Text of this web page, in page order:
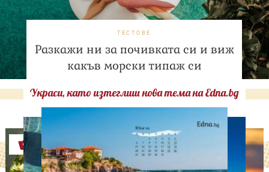
ТЕСТОВЕ
Разкажи ни за почивката си и виж
какъв морски типаж си
Украси, като изтеглиш нова тема на Edna.bg
Оферти